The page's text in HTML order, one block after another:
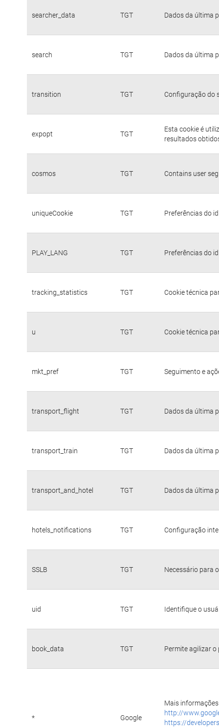
searcher_data TGT Dados da última
search TGT Dados da última
transition TGT Configuração do
expopt TGT
Esta cookie é
resultados
cosmos TGT Contains user
uniqueCookie TGT Preferências do
PLAY_LANG TGT Preferências do
tracking_statistics TGT Cookie técnica
u TGT Cookie técnica
mkt_pref TGT Seguimento e
transport_flight TGT Dados da última
transport_train TGT Dados da última
transport_and_hotel TGT Dados da última
hotels_notifications TGT Configuração
SSLB TGT Necessário para
uid TGT Identifique o
book_data TGT Permite agilizar o
* Google
Mais
http://
https://